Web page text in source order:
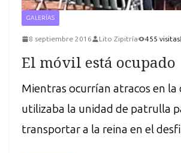
GALERÍAS
8 septiembre 2016 Lito Zipitría 455 visitas
El móvil está ocupado
Mientras ocurrían atracos en la
utilizaba la unidad de patrulla
transportar a la reina en el